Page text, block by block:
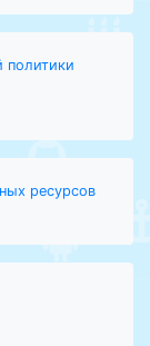
политики
ресурсов